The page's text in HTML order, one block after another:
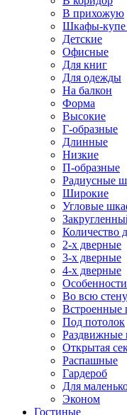
В прихожую
Шкафы-купе
Детские
Офисные
Для книг
Для одежды
На балкон
Форма
Высокие
Г-образные
Длинные
Низкие
П-образные
Радиусные
Широкие
Угловые
Количество
2-х дверные
3-х дверные
4-х дверные
Особенности
Во всю стену
Встроенные
Под потолок
Открытая
Распашные
Гардероб
Для
Эконом
Гостиные